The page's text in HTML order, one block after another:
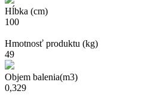
Hĺbka (cm)
100
Hmotnosť produktu (kg)
49
Objem balenia(m3)
0,329